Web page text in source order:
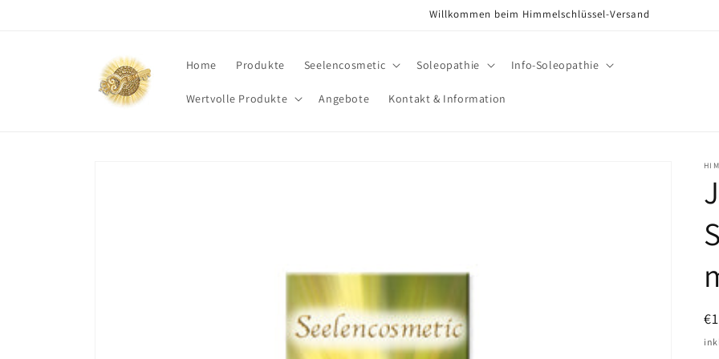
Willkommen beim Himmelschlüssel-Versand
Home Produkte Seelencosmetic Soleopathie Info-Soleopathie
Wertvolle Produkte Angebote Kontakt & Information